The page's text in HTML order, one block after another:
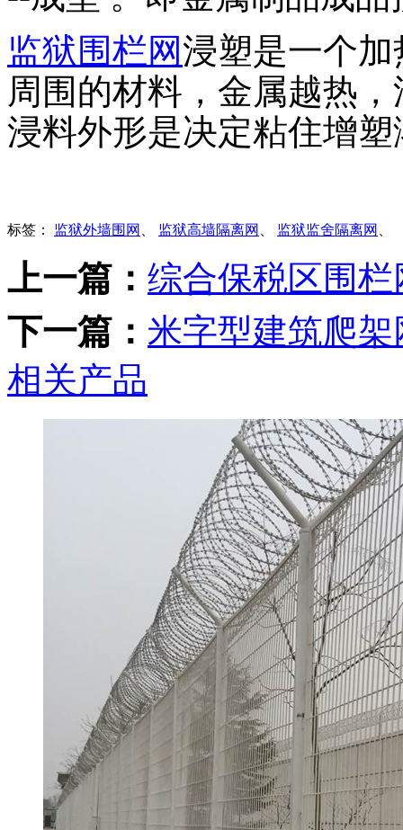
监狱围栏网浸塑是一个
周围的材料，金属越热
浸料外形是决定粘住增
标签： 监狱外墙围网 监狱高墙隔离网 监狱监舍隔离网
上一篇： 综合保税区围栏
下一篇： 米字型建筑爬架
相关产品